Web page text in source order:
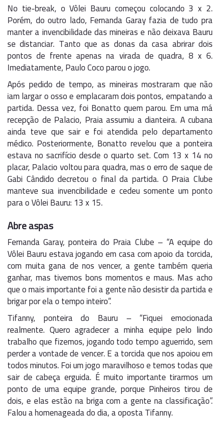
No tie-break, o Vôlei Bauru começou colocando 3 x 2.
Porém, do outro lado, Fernanda Garay fazia de tudo pra
manter a invencibilidade das mineiras e não deixava Bauru
se distanciar. Tanto que as donas da casa abrirar dois
pontos de frente apenas na virada de quadra, 8 x 6.
Imediatamente, Paulo Coco parou o jogo.
Após pedido de tempo, as mineiras mostraram que não
iam largar o osso e emplacaram dois pontos, empatando a
partida. Dessa vez, foi Bonatto quem parou. Em uma má
recepção de Palacio, Praia assumiu a dianteira. A cubana
ainda teve que sair e foi atendida pelo departamento
médico. Posteriormente, Bonatto revelou que a ponteira
estava no sacrifício desde o quarto set. Com 13 x 14 no
placar, Palacio voltou para quadra, mas o erro de saque de
Gabi Cândido decretou o final da partida. O Praia Clube
manteve sua invencibilidade e cedeu somente um ponto
para o Vôlei Bauru: 13 x 15.
Abre aspas
Fernanda Garay, ponteira do Praia Clube – “A equipe do
Vôlei Bauru estava jogando em casa com apoio da torcida,
com muita gana de nos vencer, a gente também queria
ganhar, mas tivemos bons momentos e maus. Mas acho
que o mais importante foi a gente não desistir da partida e
brigar por ela o tempo inteiro”.
Tifanny, ponteira do Bauru – “Fiquei emocionada
realmente. Quero agradecer a minha equipe pelo lindo
trabalho que fizemos, jogando todo tempo aguerrido, sem
perder a vontade de vencer. E a torcida que nos apoiou em
todos minutos. Foi um jogo maravilhoso e temos todas que
sair de cabeça erguida. É muito importante tirarmos um
ponto de uma equipe grande, porque Pinheiros tirou de
dois, e elas estão na briga com a gente na classificação”.
Falou a homenageada do dia, a oposta Tifanny.